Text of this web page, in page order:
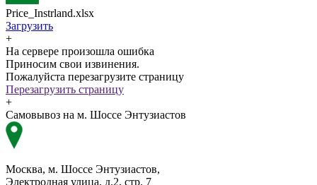
Price_Instrland.xlsx
Загрузить
+
На сервере произошла ошибка
Приносим свои извинения.
Пожалуйста перезагрузите страницу
Перезагрузить страницу
+
Самовывоз на м. Шоссе Энтузиастов
Москва, м. Шоссе Энтузиастов,
Электродная улица, д.2, стр. 7